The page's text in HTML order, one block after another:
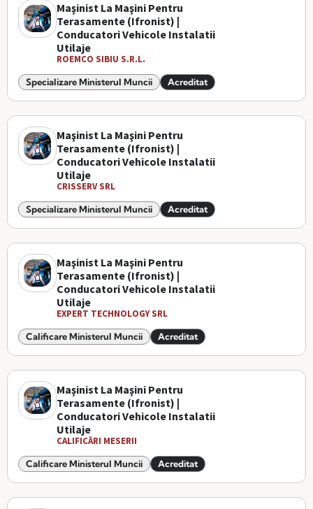
Maşinist La Maşini Pentru
Terasamente (Ifronist) |
Conducatori Vehicole Instalatii
Utilaje
ROEMCO SIBIU S.R.L.
Specializare Ministerul Muncii Acreditat
Maşinist La Maşini Pentru
Terasamente (Ifronist) |
Conducatori Vehicole Instalatii
Utilaje
CRISSERV SRL
Specializare Ministerul Muncii Acreditat
Maşinist La Maşini Pentru
Terasamente (Ifronist) |
Conducatori Vehicole Instalatii
Utilaje
EXPERT TECHNOLOGY SRL
Calificare Ministerul Muncii Acreditat
Maşinist La Maşini Pentru
Terasamente (Ifronist) |
Conducatori Vehicole Instalatii
Utilaje
CALIFICĂRI MESERII
Calificare Ministerul Muncii Acreditat